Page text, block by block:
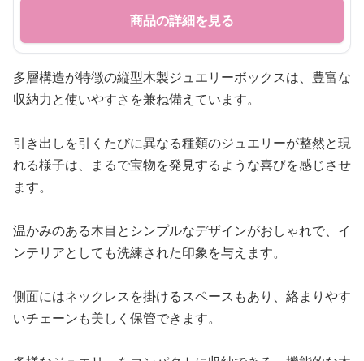
商品の詳細を見る
多層構造が特徴の縦型木製ジュエリーボックスは、豊富な
収納力と使いやすさを兼ね備えています。
引き出しを引くたびに異なる種類のジュエリーが整然と現
れる様子は、まるで宝物を発見するような喜びを感じさせ
ます。
温かみのある木目とシンプルなデザインがおしゃれで、イ
ンテリアとしても洗練された印象を与えます。
側面にはネックレスを掛けるスペースもあり、絡まりやす
いチェーンも美しく保管できます。